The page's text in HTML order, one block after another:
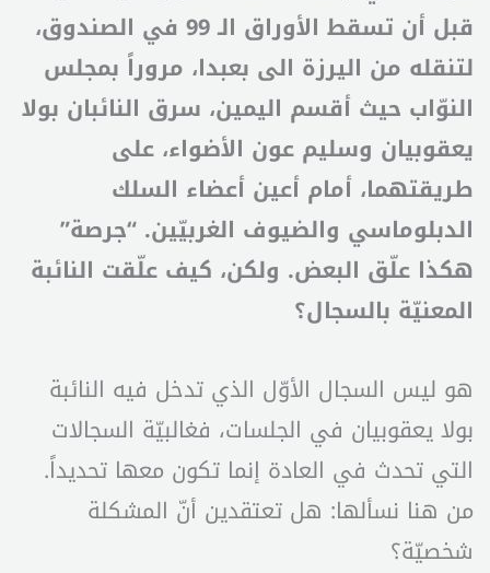
قبل أن تسقط الأوراق الـ 99 في الصندوق،
لتنقله من اليرزة الى بعبدا، مروراً بمجلس
النوّاب حيث أقسم اليمين، سرق النائبان بولا
يعقوبيان وسليم عون الأضواء، على
طريقتهما، أمام أعين أعضاء السلك
الدبلوماسي والضيوف الغربيّين. “جرصة”
هكذا علّق البعض. ولكن، كيف علّقت النائبة
المعنيّة بالسجال؟
هو ليس السجال الأوّل الذي تدخل فيه النائبة
بولا يعقوبيان في الجلسات، فغالبيّة السجالات
التي تحدث في العادة إنما تكون معها تحديداً.
من هنا نسألها: هل تعتقدين أنّ المشكلة
شخصيّة؟